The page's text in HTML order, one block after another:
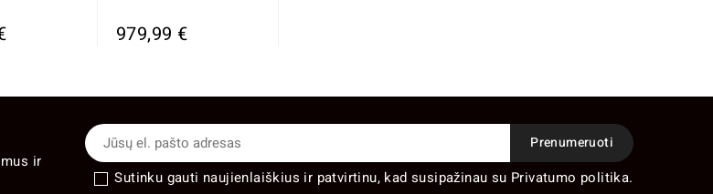
979,99 €
ir
Sutinku gauti naujienlaiškius ir patvirtinu, kad susipažinau su Privatumo politika.